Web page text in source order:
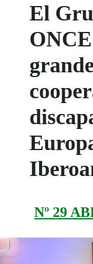
El
Nº 29